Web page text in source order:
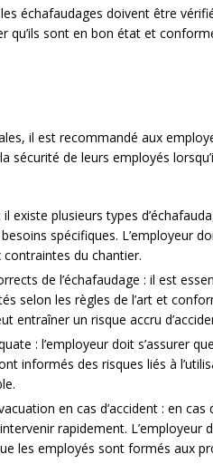
échafaudages doivent être
qu’ils sont en bon état et
il est recommandé aux
sécurité de leurs employés
existe plusieurs types
spécifiques. L’employeur
du chantier.
de l’échafaudage : il est
selon les règles de l’art et
entraîner un risque accru
: l’employeur doit s’assurer
informés des risques liés à
en cas d’accident : en cas
rapidement. L’employeur
les employés sont formés aux